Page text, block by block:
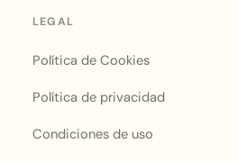
LEGAL
Política de Cookies
Política de privacidad
Condiciones de uso